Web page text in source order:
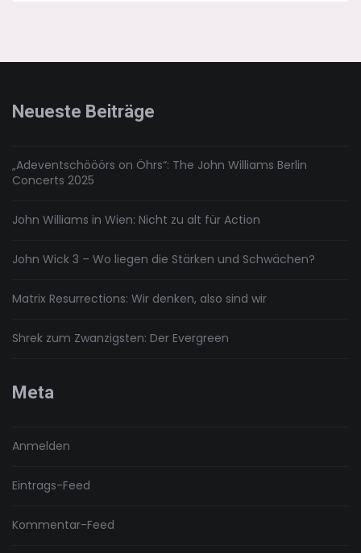
Hure!“
Neueste Beiträge
„Adeventschööörs on Öhrs“: The John Williams Berlin
Concerts 2025
John Williams in Wien: Nicht zu alt für Action
John Wick 3 – Wo liegen die Stärken und Schwächen?
Matrix Resurrections: Wir denken, also sind wir
Shrek zum Zwanzigsten: Der Evergreen
Meta
Anmelden
Eintrags-Feed
Kommentar-Feed